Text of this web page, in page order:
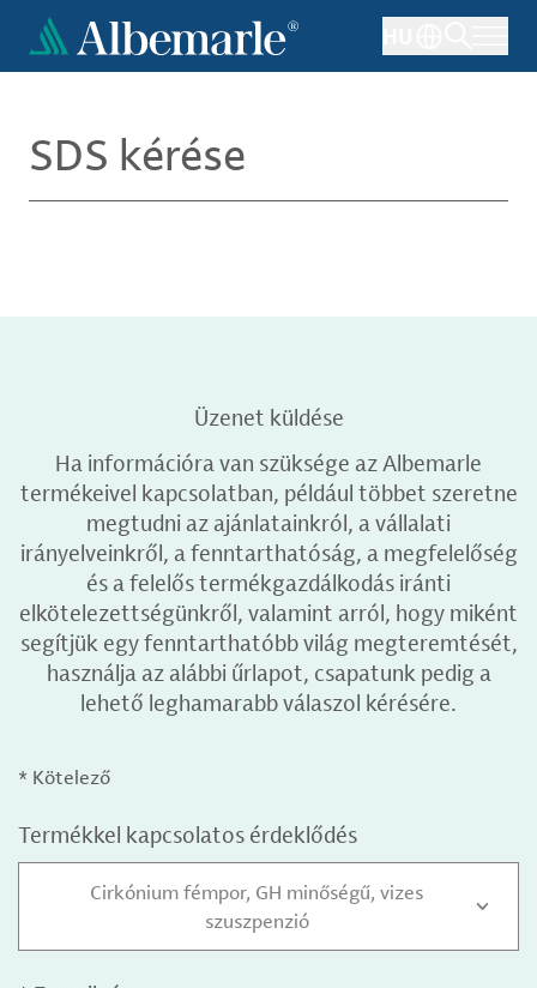
Ugrás
tartalomra
SDS kérése
Üzenet küldése
Ha információra van szüksége az Albemarle
termékeivel kapcsolatban, például többet szeretne
megtudni az ajánlatainkról, a vállalati
irányelveinkről, a fenntarthatóság, a megfelelőség
és a felelős termékgazdálkodás iránti
elkötelezettségünkről, valamint arról, hogy miként
segítjük egy fenntarthatóbb világ megteremtését,
használja az alábbi űrlapot, csapatunk pedig a
lehető leghamarabb válaszol kérésére.
* Kötelező
Termékkel kapcsolatos érdeklődés
Cirkónium fémpor, GH minőségű, vizes
szuszpenzió